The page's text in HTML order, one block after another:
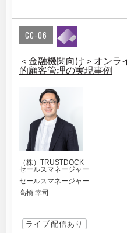
CC-06
＜金融機関向け＞オンラ
的顧客管理の実現事例
（株）TRUSTDOCK
セールスマネージャー
セールスマネージャー
高橋 幸司
ライブ配信あり